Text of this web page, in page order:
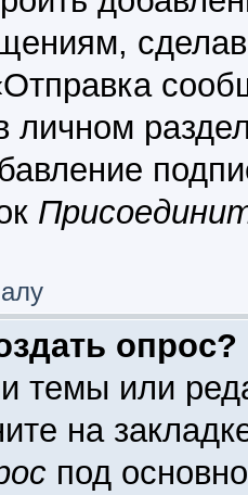
личном
опрос?
темы или
на
под